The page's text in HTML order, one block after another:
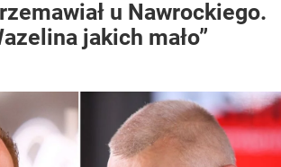
u Nawrockiego.
jakich mało”